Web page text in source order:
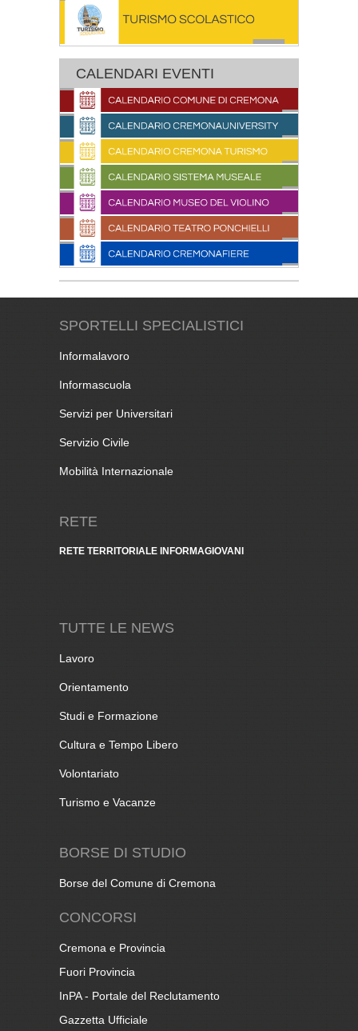
CALENDARI EVENTI
SPORTELLI SPECIALISTICI
Informalavoro
Informascuola
Servizi per Universitari
Servizio Civile
Mobilità Internazionale
RETE
RETE TERRITORIALE INFORMAGIOVANI
TUTTE LE NEWS
Lavoro
Orientamento
Studi e Formazione
Cultura e Tempo Libero
Volontariato
Turismo e Vacanze
BORSE DI STUDIO
Borse del Comune di Cremona
CONCORSI
Cremona e Provincia
Fuori Provincia
InPA - Portale del Reclutamento
Gazzetta Ufficiale